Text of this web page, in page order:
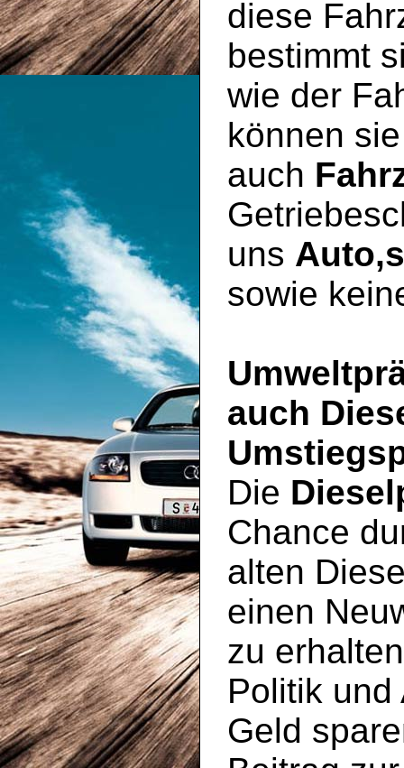
diese
bestimmt
wie der
können
auch
uns Auto,s
sowie
auch
Die
Chance
alten
einen
zu
Politik
Geld